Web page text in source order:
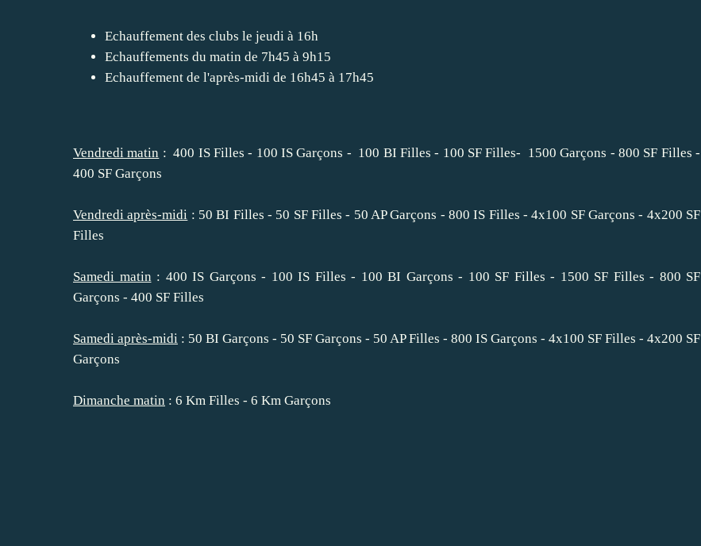
Echauffement des clubs le jeudi à 16h
Echauffements du matin de 7h45 à 9h15
Echauffement de l'après-midi de 16h45 à 17h45
Vendredi matin : 400 IS Filles - 100 IS Garçons - 100 BI Filles - 100 SF Filles- 1500 Garçons - 800 SF Filles -
400 SF Garçons
Vendredi après-midi : 50 BI Filles - 50 SF Filles - 50 AP Garçons - 800 IS Filles - 4x100 SF Garçons - 4x200 SF
Filles
Samedi matin : 400 IS Garçons - 100 IS Filles - 100 BI Garçons - 100 SF Filles - 1500 SF Filles - 800 SF
Garçons - 400 SF Filles
Samedi après-midi : 50 BI Garçons - 50 SF Garçons - 50 AP Filles - 800 IS Garçons - 4x100 SF Filles - 4x200 SF
Garçons
Dimanche matin : 6 Km Filles - 6 Km Garçons